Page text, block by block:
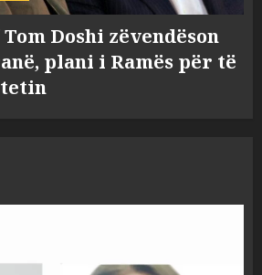
Doshi zëvendëson
plani i Ramës për të